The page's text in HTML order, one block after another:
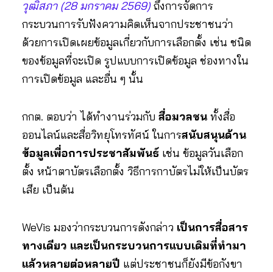
วุฒิสภา (28 มกราคม 2569)ถึงการจัดการ
กระบวนการรับฟังความคิดเห็นจากประชาชนว่า
ด้วยการเปิดเผยข้อมูลเกี่ยวกับการเลือกตั้ง เช่น ชนิด
ของข้อมูลที่จะเปิด รูปแบบการเปิดข้อมูล ช่องทางใน
การเปิดข้อมูล และอื่น ๆ นั้น
กกต. ตอบว่า ได้ทำงานร่วมกับ สื่อมวลชนทั้งสื่อ
ออนไลน์และสื่อวิทยุโทรทัศน์ ในการสนับสนุนด้าน
ข้อมูลเพื่อการประชาสัมพันธ์เช่น ข้อมูลวันเลือก
ตั้ง หน้าตาบัตรเลือกตั้ง วิธีการกาบัตรไม่ให้เป็นบัตร
เสีย เป็นต้น
WeVis มองว่ากระบวนการดังกล่าว เป็นการสื่อสาร
ทางเดียว และเป็นกระบวนการแบบเดิมที่ทำมา
แล้วหลายต่อหลายปี แต่ประชาชนก็ยังมีข้อกังขา